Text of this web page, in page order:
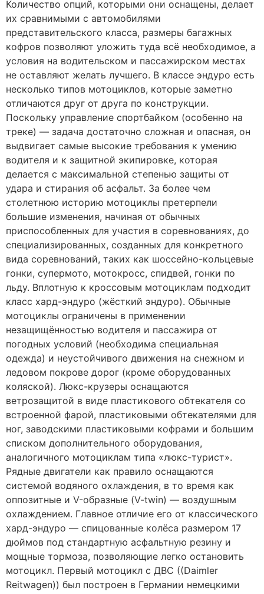
Количество опций, которыми они оснащены, делает
их сравнимыми с автомобилями
представительского класса, размеры багажных
кофров позволяют уложить туда всё необходимое, а
условия на водительском и пассажирском местах
не оставляют желать лучшего. В классе эндуро есть
несколько типов мотоциклов, которые заметно
отличаются друг от друга по конструкции.
Поскольку управление спортбайком (особенно на
треке) — задача достаточно сложная и опасная, он
выдвигает самые высокие требования к умению
водителя и к защитной экипировке, которая
делается с максимальной степенью защиты от
удара и стирания об асфальт. За более чем
столетнюю историю мотоциклы претерпели
большие изменения, начиная от обычных
приспособленных для участия в соревнованиях, до
специализированных, созданных для конкретного
вида соревнований, таких как шоссейно-кольцевые
гонки, супермото, мотокросс, спидвей, гонки по
льду. Вплотную к кроссовым мотоциклам подходит
класс хард-эндуро (жёсткий эндуро). Обычные
мотоциклы ограничены в применении
незащищённостью водителя и пассажира от
погодных условий (необходима специальная
одежда) и неустойчивого движения на снежном и
ледовом покрове дорог (кроме оборудованных
коляской). Люкс-крузеры оснащаются
ветрозащитой в виде пластикового обтекателя со
встроенной фарой, пластиковыми обтекателями для
ног, заводскими пластиковыми кофрами и большим
списком дополнительного оборудования,
аналогичного мотоциклам типа «люкс-турист».
Рядные двигатели как правило оснащаются
системой водяного охлаждения, в то время как
оппозитные и V-образные (V-twin) — воздушным
охлаждением. Главное отличие его от классического
хард-эндуро — спицованные колёса размером 17
дюймов под стандартную асфальтную резину и
мощные тормоза, позволяющие легко остановить
мотоцикл. Первый мотоцикл с ДВС ((Daimler
Reitwagen)) был построен в Германии немецкими